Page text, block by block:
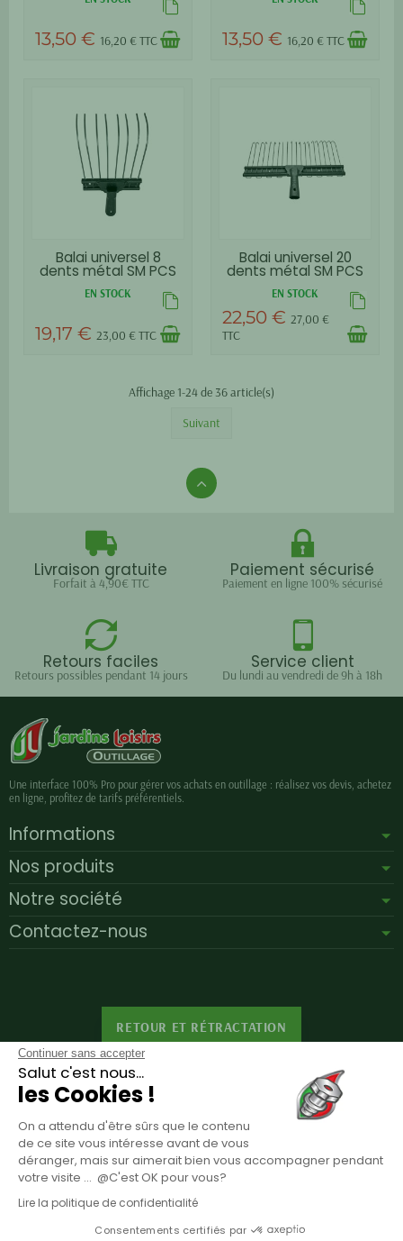
Continuer sans accepter
Salut c'est nous...
les Cookies !
On a attendu d'être sûrs que le contenu
de ce site vous intéresse avant de vous
déranger, mais sur aimerait bien vous accompagner pendant
votre visite ... @C'est OK pour vous?
Lire la politique de confidentialité
Consentements certifiés par
13,50 € 16,20 € TTC 13,50 € 16,20 € TTC
Balai universel 8
dents métal SM PCS
EN STOCK
19,17 € 23,00 € TTC
Balai universel 20
dents métal SM PCS
EN STOCK
22,50 € 27,00 €
TTC
Affichage 1-24 de 36 article(s)
Suivant
Livraison gratuite
Forfait à 4,90€ TTC
Paiement sécurisé
Paiement en ligne 100% sécurisé
Retours faciles
Retours possibles pendant 14 jours
Service client
Du lundi au vendredi de 9h à 18h
Une interface 100% Pro pour gérer vos achats en outillage : réalisez vos devis, achetez
en ligne, profitez de tarifs préférentiels.
Informations
Nos produits
Notre société
Contactez-nous
RETOUR ET RÉTRACTATION
Inscription à la newsletter
Vous pouvez vous désinscrire à tout moment. Vous trouverez pour cela nos
informations de contact dans les conditions d'utilisation du site.